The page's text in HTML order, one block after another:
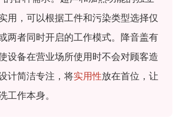
用，可以根据工件和污染类型选择仅
两者同时开启的工作模式。降音盖有
设备在营业场所使用时不会对顾客造
计简洁专注，将实用性放在首位，让
工作本身。